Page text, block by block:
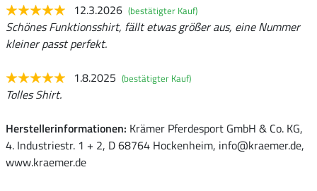
12.3.2026 (bestätigter Kauf)
Schönes Funktionsshirt, fällt etwas größer aus, eine Nummer
kleiner passt perfekt.
1.8.2025 (bestätigter Kauf)
Tolles Shirt.
Herstellerinformationen: Krämer Pferdesport GmbH & Co. KG,
4. Industriestr. 1 + 2, D 68764 Hockenheim, info@kraemer.de,
www.kraemer.de